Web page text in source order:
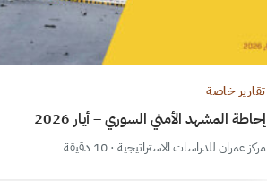
تقارير خاصة
إحاطة المشهد الأمني السوري – أيار 2026
مركز عمران للدراسات الاستراتيجية · 10 دقيقة